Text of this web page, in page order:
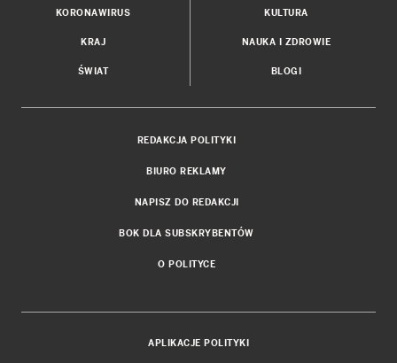
KORONAWIRUS
KRAJ
ŚWIAT
KULTURA
NAUKA I ZDROWIE
BLOGI
REDAKCJA POLITYKI
BIURO REKLAMY
NAPISZ DO REDAKCJI
BOK DLA SUBSKRYBENTÓW
O POLITYCE
APLIKACJE POLITYKI